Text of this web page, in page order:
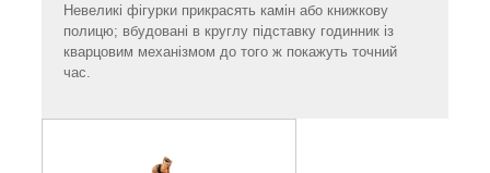
Невеликі фігурки прикрасять камін або книжкову
полицю; вбудовані в круглу підставку годинник із
кварцовим механізмом до того ж покажуть точний
час.